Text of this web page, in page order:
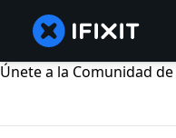
Únete a la Comunidad